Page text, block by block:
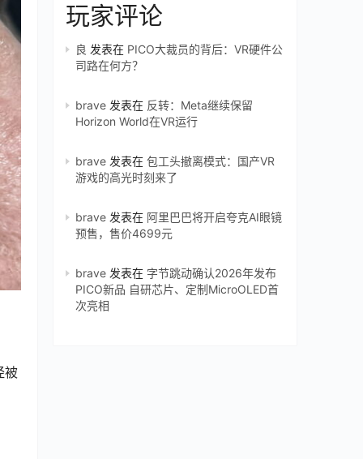
被
玩家评论
良 发表在 PICO大裁员的背后：VR硬件公
司路在何方？
brave 发表在 反转：Meta继续保留
Horizon World在VR运行
brave 发表在 包工头撤离模式：国产VR
游戏的高光时刻来了
brave 发表在 阿里巴巴将开启夸克AI眼镜
预售，售价4699元
brave 发表在 字节跳动确认2026年发布
PICO新品 自研芯片、定制MicroOLED首
次亮相